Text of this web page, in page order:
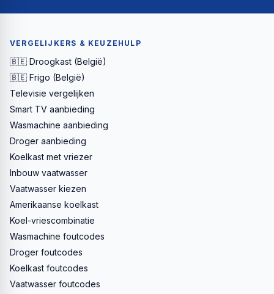
VERGELIJKERS & KEUZEHULP
🇧🇪 Droogkast (België)
🇧🇪 Frigo (België)
Televisie vergelijken
Smart TV aanbieding
Wasmachine aanbieding
Droger aanbieding
Koelkast met vriezer
Inbouw vaatwasser
Vaatwasser kiezen
Amerikaanse koelkast
Koel-vriescombinatie
Wasmachine foutcodes
Droger foutcodes
Koelkast foutcodes
Vaatwasser foutcodes